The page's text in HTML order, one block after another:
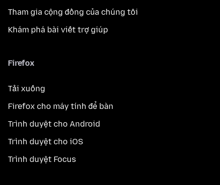
Tham gia cộng đồng của chúng tôi
Khám phá bài viết trợ giúp
Firefox
Tải xuống
Firefox cho máy tính để bàn
Trình duyệt cho Android
Trình duyệt cho iOS
Trình duyệt Focus